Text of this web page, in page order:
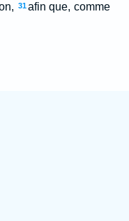
31afin que, comme